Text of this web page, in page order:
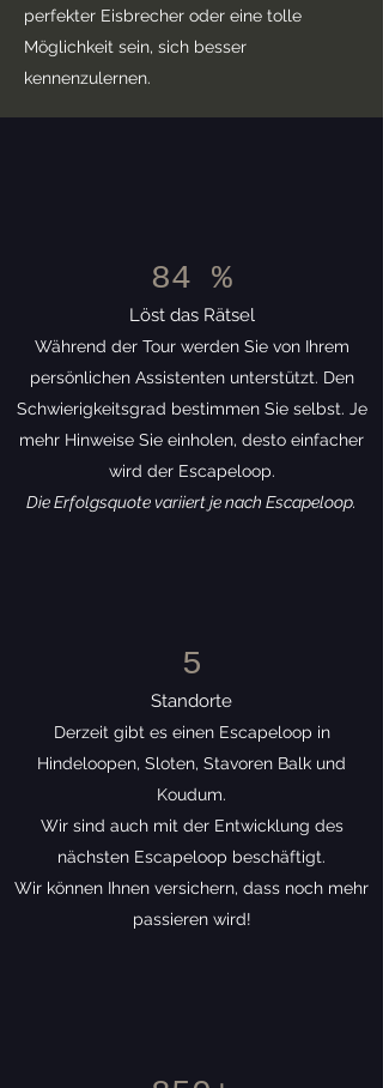
perfekter Eisbrecher oder eine tolle
Möglichkeit sein, sich besser
kennenzulernen.
84 %
Löst das Rätsel
Während der Tour werden Sie von Ihrem
persönlichen Assistenten unterstützt. Den
Schwierigkeitsgrad bestimmen Sie selbst. Je
mehr Hinweise Sie einholen, desto einfacher
wird der Escapeloop.
Die Erfolgsquote variiert je nach Escapeloop.
5
Standorte
Derzeit gibt es einen Escapeloop in
Hindeloopen, Sloten, Stavoren Balk und
Koudum.
Wir sind auch mit der Entwicklung des
nächsten Escapeloop beschäftigt.
Wir können Ihnen versichern, dass noch mehr
passieren wird!